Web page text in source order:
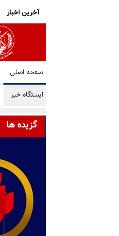
پیام پریسا کمالی از زندان مرکزی یزد
آخرین اخبار
صفحه اصلی
ایستگاه خبر
گزیده ها